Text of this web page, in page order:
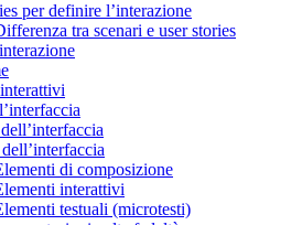
per definire l’interazione
tra scenari e user stories
di composizione
interattivi
testuali (microtesti)